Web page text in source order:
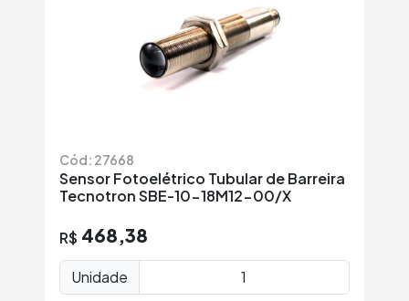
Cód: 27668
Sensor Fotoelétrico Tubular de Barreira
Tecnotron SBE-10-18M12-00/X
R$ 468,38
Unidade